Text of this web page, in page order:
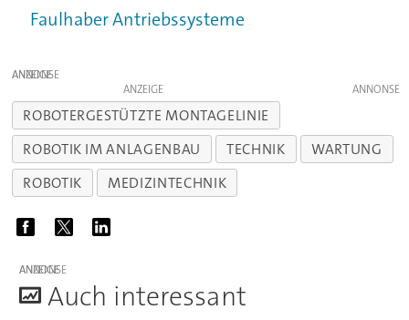
Faulhaber Antriebssysteme
ANZEIGE
ANZEIGE
ROBOTERGESTÜTZTE MONTAGELINIE
ROBOTIK IM ANLAGENBAU
TECHNIK
WARTUNG
ROBOTIK
MEDIZINTECHNIK
ANZEIGE
Auch interessant